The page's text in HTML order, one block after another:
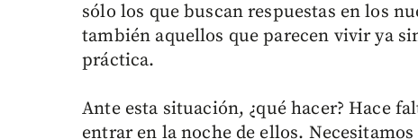
sólo los que buscan respuestas en los
también aquellos que parecen vivir ya
práctica.
Ante esta situación, ¿qué hacer? Hace
entrar en la noche de ellos.